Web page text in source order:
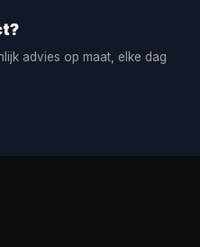
advies op maat, elke dag